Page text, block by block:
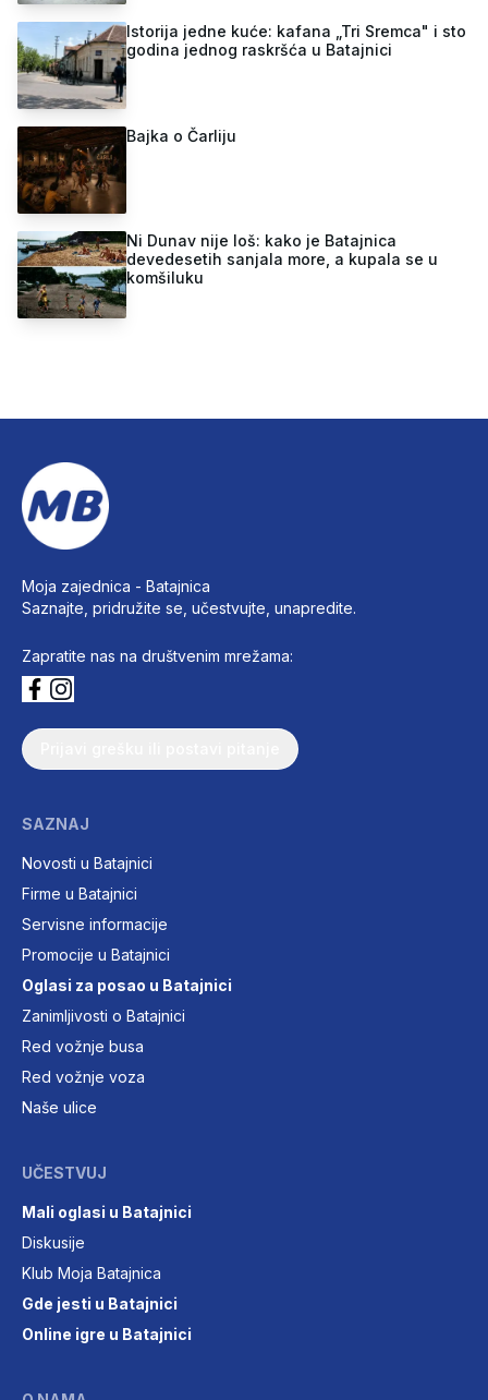
Istorija jedne kuće: kafana „Tri Sremca" i sto
godina jednog raskršća u Batajnici
Bajka o Čarliju
Ni Dunav nije loš: kako je Batajnica
devedesetih sanjala more, a kupala se u
komšiluku
Moja zajednica - Batajnica
Saznajte, pridružite se, učestvujte, unapredite.
Zapratite nas na društvenim mrežama:
SAZNAJ
Novosti u Batajnici
Firme u Batajnici
Servisne informacije
Promocije u Batajnici
Oglasi za posao u Batajnici
Zanimljivosti o Batajnici
Red vožnje busa
Red vožnje voza
Naše ulice
UČESTVUJ
Mali oglasi u Batajnici
Diskusije
Klub Moja Batajnica
Gde jesti u Batajnici
Online igre u Batajnici